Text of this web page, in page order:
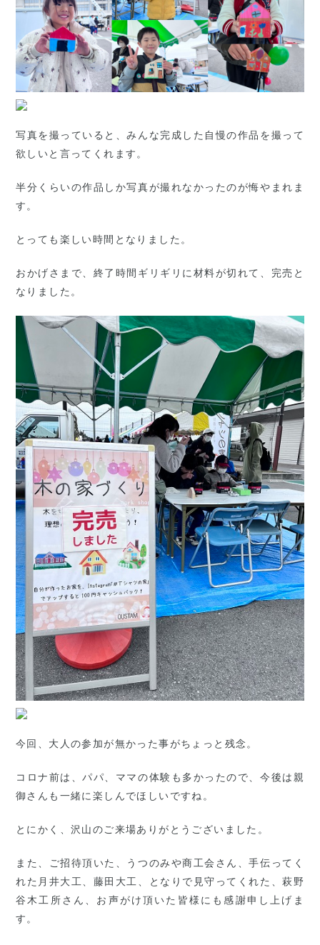
写真を撮っていると、みんな完成した自慢の作品を撮って
欲しいと言ってくれます。
半分くらいの作品しか写真が撮れなかったのが悔やまれま
す。
とっても楽しい時間となりました。
おかげさまで、終了時間ギリギリに材料が切れて、完売と
なりました。
今回、大人の参加が無かった事がちょっと残念。
コロナ前は、パパ、ママの体験も多かったので、今後は親
御さんも一緒に楽しんでほしいですね。
とにかく、沢山のご来場ありがとうございました。
また、ご招待頂いた、うつのみや商工会さん、手伝ってく
れた月井大工、藤田大工、となりで見守ってくれた、萩野
谷木工所さん、お声がけ頂いた皆様にも感謝申し上げま
す。